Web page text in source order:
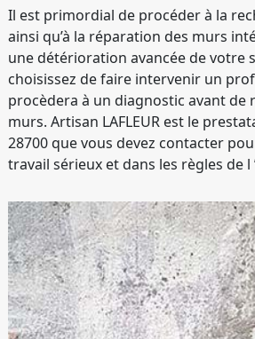
Il est primordial de procéder à la
ainsi qu’à la réparation des murs
une détérioration avancée de votre
choisissez de faire intervenir un
procèdera à un diagnostic avant de
murs. Artisan LAFLEUR est le
28700 que vous devez contacter
travail sérieux et dans les règles de l